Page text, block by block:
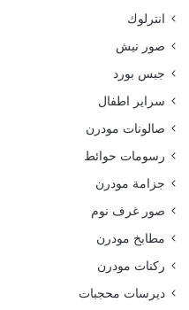
انترلوك
صور نيش
جبس بورد
سراير اطفال
صالونات مودرن
رسومات حوائط
جزامة مودرن
صور غرف نوم
مطابخ مودرن
ركنات مودرن
ديرسات محجبات